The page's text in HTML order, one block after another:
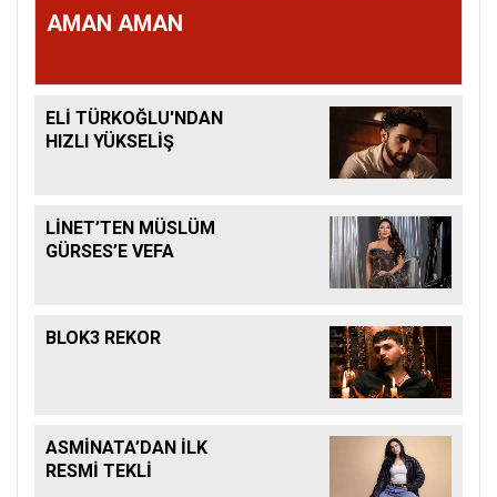
AMAN AMAN
ELİ TÜRKOĞLU'NDAN
HIZLI YÜKSELİŞ
LİNET’TEN MÜSLÜM
GÜRSES’E VEFA
BLOK3 REKOR
ASMİNATA’DAN İLK
RESMİ TEKLİ